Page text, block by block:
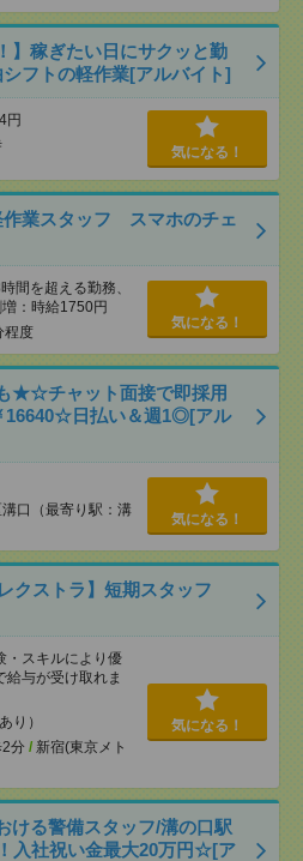
】稼ぎたい日にサクッと勤
フトの軽作業[アルバイト]
円
気になる！
作業スタッフ スマホのチェ
を超える勤務、
：時給1750円
程度
気になる！
★☆チャット面接で即採用
16640☆日払い＆週1◎[アル
口（最寄り駅：溝
気になる！
クストラ】短期スタッフ
スキルにより優
給与が受け取れま
り）
2分 / 新宿(東京メト
気になる！
ける警備スタッフ/溝の口駅
入社祝い金最大20万円☆[ア